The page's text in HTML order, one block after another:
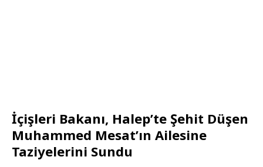
İçişleri Bakanı, Halep’te Şehit Düşen
Muhammed Mesat’ın Ailesine
Taziyelerini Sundu